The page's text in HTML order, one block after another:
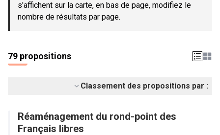
s'affichent sur la carte, en bas de page, modifiez le
nombre de résultats par page.
79 propositions
Classement des propositions par :
Réaménagement du rond-point des
Français libres